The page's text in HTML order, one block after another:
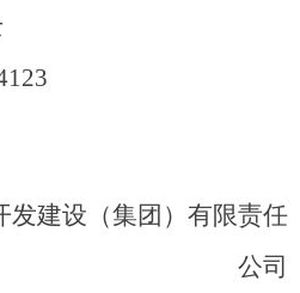
发建设（集团）有限责任
公司